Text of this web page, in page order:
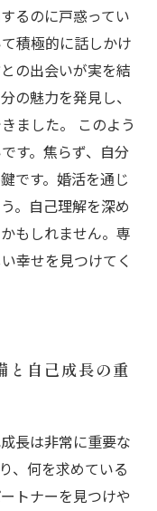
るのに戸惑ってい
積極的に話しかけ
の出会いが実を結
の魅力を発見し、
ました。 このよう
す。焦らず、自分
です。婚活を通じ
。自己理解を深め
もしれません。専
幸せを見つけてく
と自己成長の重
長は非常に重要な
、何を求めている
トナーを見つけや